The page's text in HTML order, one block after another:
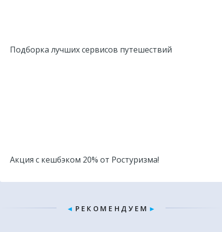
Подборка лучших сервисов путешествий
Акция с кешбэком 20% от Ростуризма!
◄ Р Е К О М Е Н Д У Е М ►